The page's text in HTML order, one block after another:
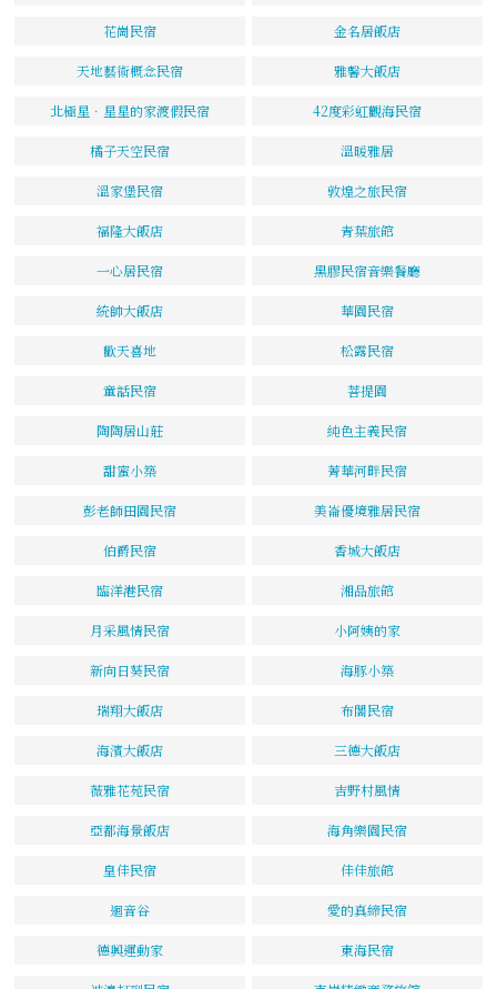
花崗民宿 金名居飯店
天地藝術概念民宿 雅馨大飯店
北極星．星星的家渡假民宿 42度彩虹觀海民宿
橘子天空民宿 溫暖雅居
溫家堡民宿 敦煌之旅民宿
福隆大飯店 青葉旅館
一心居民宿 黑膠民宿音樂餐廳
統帥大飯店 華園民宿
歡天喜地 松露民宿
童話民宿 菩提園
陶陶居山莊 純色主義民宿
甜蜜小築 菁華河畔民宿
彭老師田園民宿 美崙優境雅居民宿
伯爵民宿 香城大飯店
臨洋港民宿 湘品旅館
月采風情民宿 小阿姨的家
新向日葵民宿 海豚小築
瑞翔大飯店 布閣民宿
海濱大飯店 三德大飯店
薇雅花苑民宿 吉野村風情
亞都海景飯店 海角樂園民宿
皇佳民宿 佳佳旅館
迴音谷 愛的真締民宿
德興運動家 東海民宿